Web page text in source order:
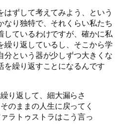
はずして考えてみよう、という
なり独特で、それくらい私たち
しているわけですが、確かに私
繰り返しているし、そこから学
分という器が少しずつ大きくな
を繰り返すことになるんです
り返して、細大漏らさ
のままの人生に戻ってく
ラトゥストラはこう言っ